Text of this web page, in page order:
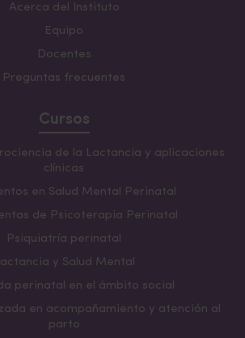
Acerca del Instituto
Equipo
Docentes
Preguntas frecuentes
Cursos
de la Lactancia y aplicaciones
clínicas
en Salud Mental Perinatal
de Psicoterapia Perinatal
Psiquiatría perinatal
y Salud Mental
perinatal en el ámbito social
en acompañamiento y atención al
parto